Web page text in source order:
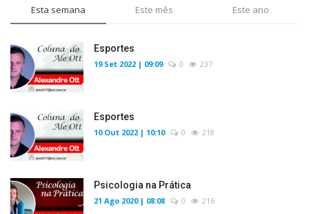
Esta semana Este mês Este ano
Esportes
19 Set 2022 | 09:09 0 237
Esportes
10 Out 2022 | 10:10 0 218
Psicologia na Prática
21 Ago 2020 | 08:08 0 216